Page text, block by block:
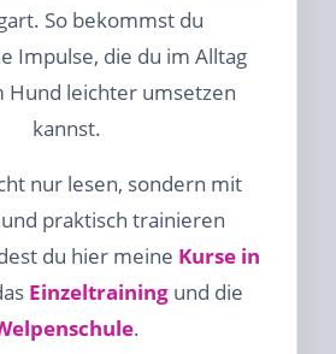
So bekommst du
Impulse, die du im Alltag
Hund leichter umsetzen
kannst.
nur lesen, sondern mit
praktisch trainieren
du hier meine Kurse in
Einzeltrainingund die
.